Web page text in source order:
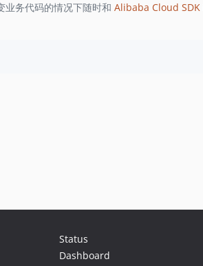
务代码的情况下随时和 Alibaba Cloud SDK
Status
Dashboard